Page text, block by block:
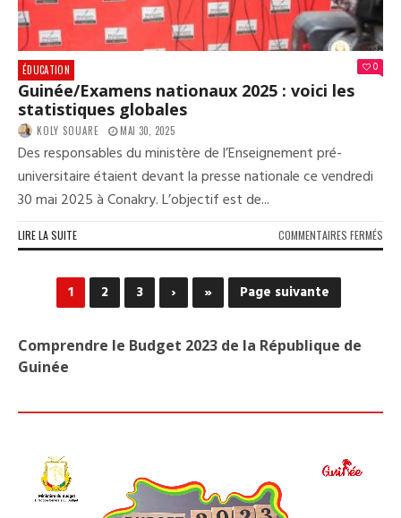
ÉDUCATION 0
Guinée/Examens nationaux 2025 : voici les
statistiques globales
KOLY SOUARE MAI 30, 2025
Des responsables du ministère de l’Enseignement pré-
universitaire étaient devant la presse nationale ce vendredi
30 mai 2025 à Conakry. L’objectif est de...
LIRE LA SUITE COMMENTAIRES FERMÉS
1 2 3 › » Page suivante
Comprendre le Budget 2023 de la République de
Guinée